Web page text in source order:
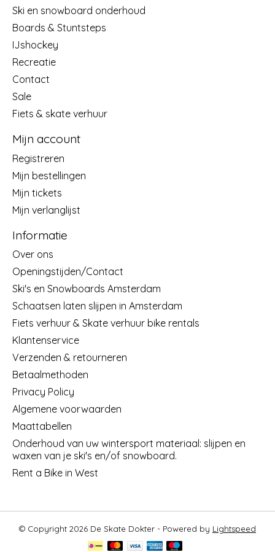
Ski en snowboard onderhoud
Boards & Stuntsteps
IJshockey
Recreatie
Contact
Sale
Fiets & skate verhuur
Mijn account
Registreren
Mijn bestellingen
Mijn tickets
Mijn verlanglijst
Informatie
Over ons
Openingstijden/Contact
Ski's en Snowboards Amsterdam
Schaatsen laten slijpen in Amsterdam
Fiets verhuur & Skate verhuur bike rentals
Klantenservice
Verzenden & retourneren
Betaalmethoden
Privacy Policy
Algemene voorwaarden
Maattabellen
Onderhoud van uw wintersport materiaal: slijpen en
waxen van je ski's en/of snowboard.
Rent a Bike in West
© Copyright 2026 De Skate Dokter - Powered by Lightspeed